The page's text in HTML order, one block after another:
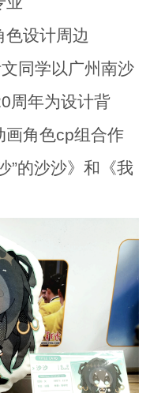
色设计周边
同学以广州南沙
周年为设计背
画角色cp组合作
”的沙沙》和《我